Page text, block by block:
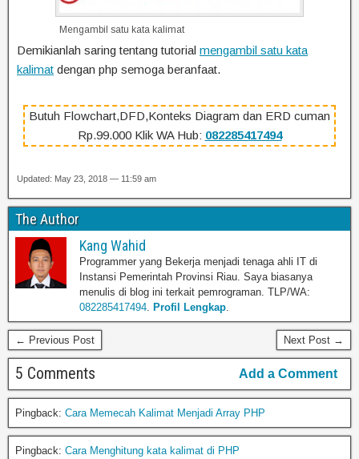
Mengambil satu kata kalimat
Demikianlah saring tentang tutorial mengambil satu kata
kalimat dengan php semoga beranfaat.
Butuh Flowchart,DFD,Konteks Diagram dan ERD cuman
Rp.99.000 Klik WA Hub: 082285417494
Updated: May 23, 2018 — 11:59 am
The Author
Kang Wahid
Programmer yang Bekerja menjadi tenaga ahli IT di
Instansi Pemerintah Provinsi Riau. Saya biasanya
menulis di blog ini terkait pemrograman. TLP/WA:
082285417494. Profil Lengkap.
← Previous Post Next Post →
5 Comments Add a Comment
Pingback: Cara Memecah Kalimat Menjadi Array PHP
Pingback: Cara Menghitung kata kalimat di PHP